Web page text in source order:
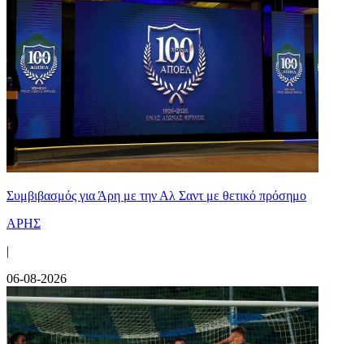
Συμβιβασμός για Άρη με την Αλ Σαντ με θετικό πρόσημο
ΑΡΗΣ
|
06-08-2026